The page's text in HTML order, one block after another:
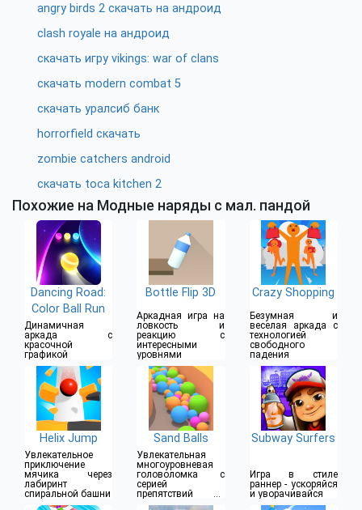
angry birds 2 скачать на андроид
clash royale на андроид
скачать игру vikings: war of clans
скачать modern combat 5
скачать уралсиб банк
horrorfield скачать
zombie catchers android
скачать toca kitchen 2
Похожие на Модные наряды с мал. пандой
Dancing Road:
Color Ball Run
Динамичная
аркада с
красочной
графикой
Bottle Flip 3D
Аркадная игра на
ловкость и
реакцию с
интересными
уровнями
Crazy Shopping
Безумная и
веселая аркада с
технологией
свободного
падения
Helix Jump
Увлекательное
приключение
мячика через
лабиринт
спиральной башни
Sand Balls
Увлекательная
многоуровневая
головоломка с
серией
препятствий на
пути
Subway Surfers
Игра в стиле
раннер - ускоряйся
и уворачивайся